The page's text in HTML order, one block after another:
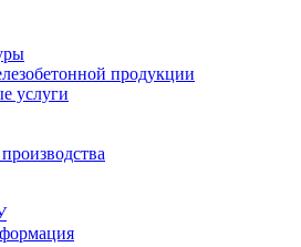
продукции
услуги